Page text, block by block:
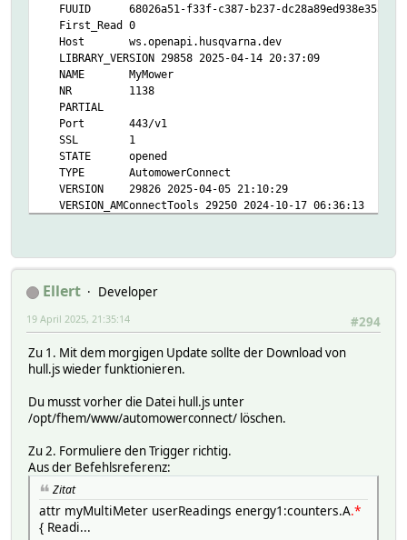
FUUID 68026a51-f33f-c387-b237-dc28a89ed938e35a
First_Read 0
Host ws.openapi.husqvarna.dev
LIBRARY_VERSION 29858 2025-04-14 20:37:09
NAME MyMower
NR 1138
PARTIAL
Port 443/v1
SSL 1
STATE opened
TYPE AutomowerConnect
VERSION 29826 2025-04-05 21:10:29
VERSION_AMConnectTools 29250 2024-10-17 06:36:13
Helper:
DBLOG:
ZoneToDo:
NAS_logdb:
TIME 1745074623.84139
VALUE Zone2
api_token_expires:
TIME 1745017163.33347
VALUE 2025-04-20 00:59:22
NAS_logdb:
TIME 1745075143.49694
VALUE 97
device_state:
NAS_logdb:
TIME 1745017165.22025
Ellert
Developer
#294
19 April 2025, 21:35:14
Zu 1. Mit dem morgigen Update sollte der Download von
hull.js wieder funktionieren.
Du musst vorher die Datei hull.js unter
/opt/fhem/www/automowerconnect/ löschen.
Zu 2. Formuliere den Trigger richtig.
Aus der Befehlsreferenz:
Zitat
attr myMultiMeter userReadings energy1:counters.A.*
{ Readi...